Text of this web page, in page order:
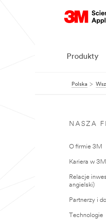
Produkty
Polska
NASZA
O firmie 3M
Kariera w 3M
Relacje
angielski)
Partnerzy i
Technologie